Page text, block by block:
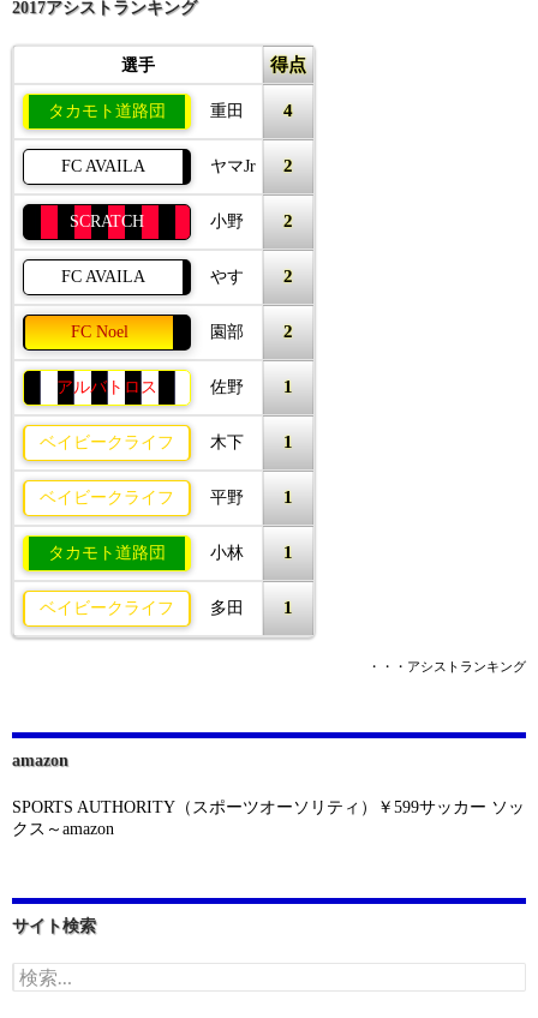
2017アシストランキング
選手 得点
タカモト道路団 重田 4
FC AVAILA ヤマJr 2
SCRATCH 小野 2
FC AVAILA やす 2
FC Noel 園部 2
アルバトロス 佐野 1
ベイビークライフ 木下 1
ベイビークライフ 平野 1
タカモト道路団 小林 1
ベイビークライフ 多田 1
・・・アシストランキング
amazon
SPORTS AUTHORITY（スポーツオーソリティ）￥599サッカー ソッ
クス～amazon
サイト検索
検
索: